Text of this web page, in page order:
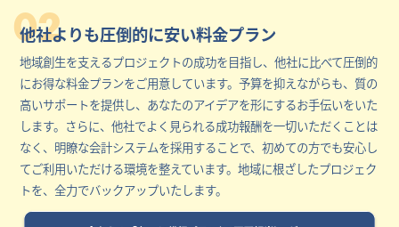
02
他社よりも圧倒的に安い料金プラン
地域創生を支えるプロジェクトの成功を目指し、他社に比べて圧倒的
にお得な料金プランをご用意しています。予算を抑えながらも、質の
高いサポートを提供し、あなたのアイデアを形にするお手伝いをいた
します。さらに、他社でよく見られる成功報酬を一切いただくことは
なく、明瞭な会計システムを採用することで、初めての方でも安心し
てご利用いただける環境を整えています。地域に根ざしたプロジェク
トを、全力でバックアップいたします。